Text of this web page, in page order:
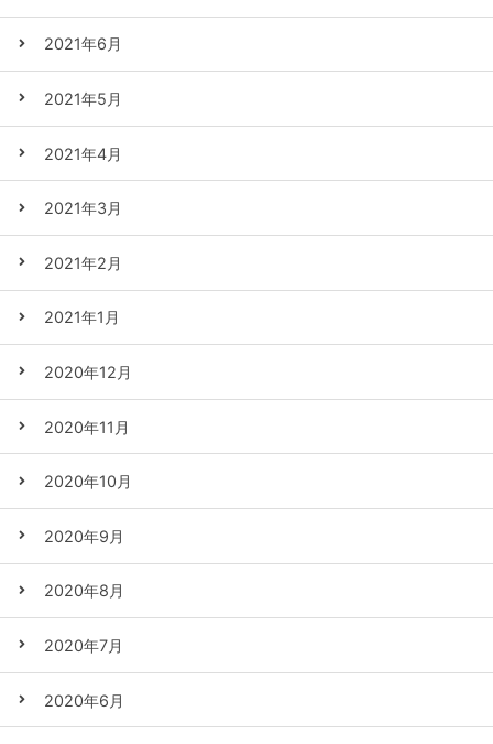
2021年6月
2021年5月
2021年4月
2021年3月
2021年2月
2021年1月
2020年12月
2020年11月
2020年10月
2020年9月
2020年8月
2020年7月
2020年6月